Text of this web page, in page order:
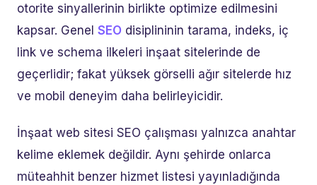
otorite sinyallerinin birlikte optimize edilmesini
kapsar. Genel SEO disiplininin tarama, indeks, iç
link ve schema ilkeleri inşaat sitelerinde de
geçerlidir; fakat yüksek görselli ağır sitelerde hız
ve mobil deneyim daha belirleyicidir.
İnşaat web sitesi SEO çalışması yalnızca anahtar
kelime eklemek değildir. Aynı şehirde onlarca
müteahhit benzer hizmet listesi yayınladığında